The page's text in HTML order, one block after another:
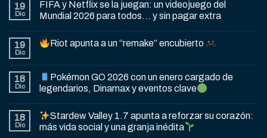
19
Dic
FIFA y Netflix se la juegan: un videojuego del
Mundial 2026 para todos… y sin pagar extra
19
Dic
Riot apunta a un “remake” encubierto
18
Dic
Pokémon GO 2026 con un enero cargado de
legendarios, Dinamax y eventos clave
18
Dic
Stardew Valley 1.7 apunta a reforzar su corazón:
más vida social y una granja inédita